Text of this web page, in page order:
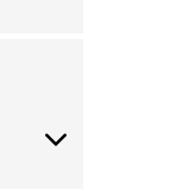
Consent